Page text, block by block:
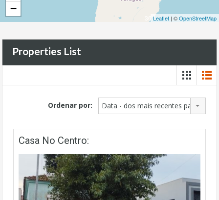
−
Leaflet | ©OpenStreetMap
Properties List
Ordenar por: Data - dos mais recentes para os
Casa No Centro: